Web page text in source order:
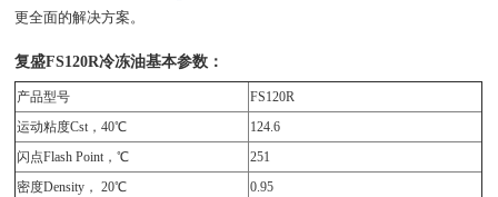
更全面的解决方案。
复盛FS120R冷冻油基本参数：
产品型号
FS120R
运动粘度Cst，40℃
124.6
闪点Flash Point，℃
251
密度Density， 20℃
0.95